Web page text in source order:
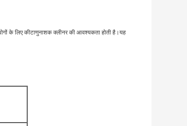
के लिए कीटाणुनाशक क्लीनर की आवश्यकता होती है।यह